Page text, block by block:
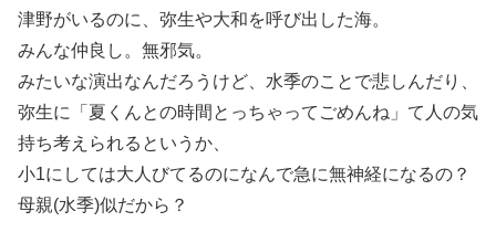
津野がいるのに、弥生や大和を呼び出した海。
みんな仲良し。無邪気。
みたいな演出なんだろうけど、水季のことで悲しんだり、
弥生に「夏くんとの時間とっちゃってごめんね」て人の気
持ち考えられるというか、
小1にしては大人びてるのになんで急に無神経になるの？
母親(水季)似だから？